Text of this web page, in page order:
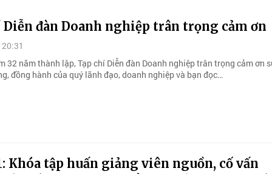
Diễn đàn Doanh nghiệp trân trọng cảm ơn
32 năm thành lập, Tạp chí Diễn đàn Doanh nghiệp trân trọng cảm ơn
đồng hành của quý lãnh đạo, doanh nghiệp và bạn đọc…
Khóa tập huấn giảng viên nguồn, cố vấn